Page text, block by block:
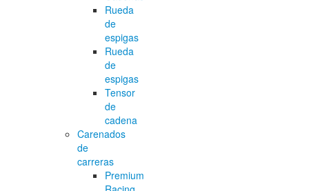
Rueda
de
espigas
Rueda
de
espigas
Tensor
de
cadena
Carenados
de
carreras
Premium